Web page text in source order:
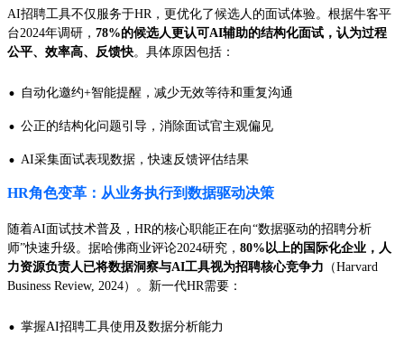
AI招聘工具不仅服务于HR，更优化了候选人的面试体验。根据牛客平
台2024年调研， 78%的候选人更认可AI辅助的结构化面试，认为过程
公平、效率高、反馈快。具体原因包括：
· 自动化邀约+智能提醒，减少无效等待和重复沟通
· 公正的结构化问题引导，消除面试官主观偏见
· AI采集面试表现数据，快速反馈评估结果
HR角色变革：从业务执行到数据驱动决策
随着AI面试技术普及，HR的核心职能正在向“数据驱动的招聘分析
师”快速升级。据哈佛商业评论2024研究， 80%以上的国际化企业，人
力资源负责人已将数据洞察与AI工具视为招聘核心竞争力 （Harvard
Business Review, 2024）。新一代HR需要：
· 掌握AI招聘工具使用及数据分析能力